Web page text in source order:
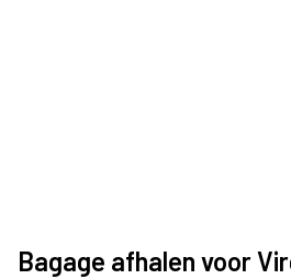
Bagage afhalen voor